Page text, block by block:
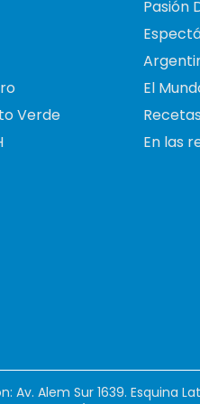
Verde
Pasión
El
En las
Av. Alem Sur 1639. Esquina